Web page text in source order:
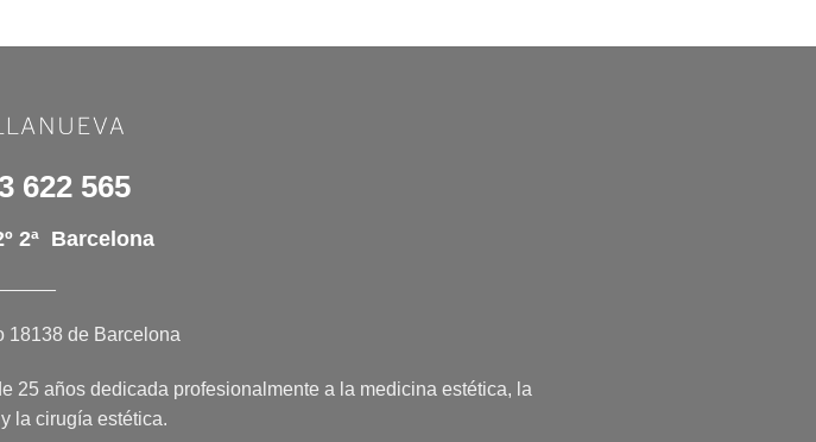
622 565
2ª Barcelona
18138 de Barcelona
25 años dedicada profesionalmente a la medicina estética, la
la cirugía estética.